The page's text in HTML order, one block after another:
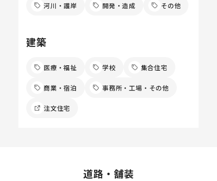
河川・護岸 開発・造成 その他
建築
医療・福祉 学校 集合住宅
商業・宿泊 事務所・工場・その他
注文住宅
道路・舗装